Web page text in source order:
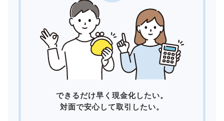
できるだけ早く現金化したい。
対面で安心して取引したい。